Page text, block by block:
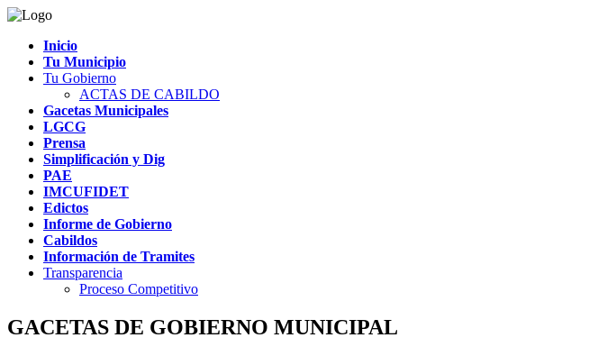
Inicio
Tu Municipio
Tu Gobierno
ACTAS DE CABILDO
Gacetas Municipales
LGCG
Prensa
Simplificación y Dig
PAE
IMCUFIDET
Edictos
Informe de Gobierno
Cabildos
Información de Tramites
Transparencia
Proceso Competitivo
GACETAS DE GOBIERNO MUNICIPAL